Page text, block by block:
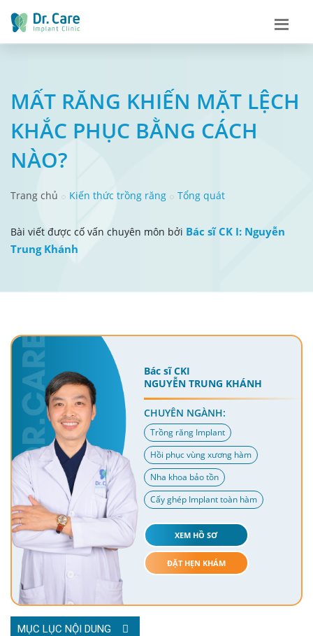
MẤT RĂNG KHIẾN MẶT LỆCH
KHẮC PHỤC BẰNG CÁCH
NÀO?
Trang chủ Kiến thức trồng răng Tổng quát
Bài viết được cố vấn chuyên môn bởi Bác sĩ CK I: Nguyễn
Trung Khánh
Bác sĩ CKI
NGUYỄN TRUNG KHÁNH
CHUYÊN NGÀNH:
Trồng răng Implant
Hồi phục vùng xương hàm
Nha khoa bảo tồn
Cấy ghép Implant toàn hàm
XEM HỒ SƠ
ĐẶT HẸN KHÁM
MỤC LỤC NỘI DUNG